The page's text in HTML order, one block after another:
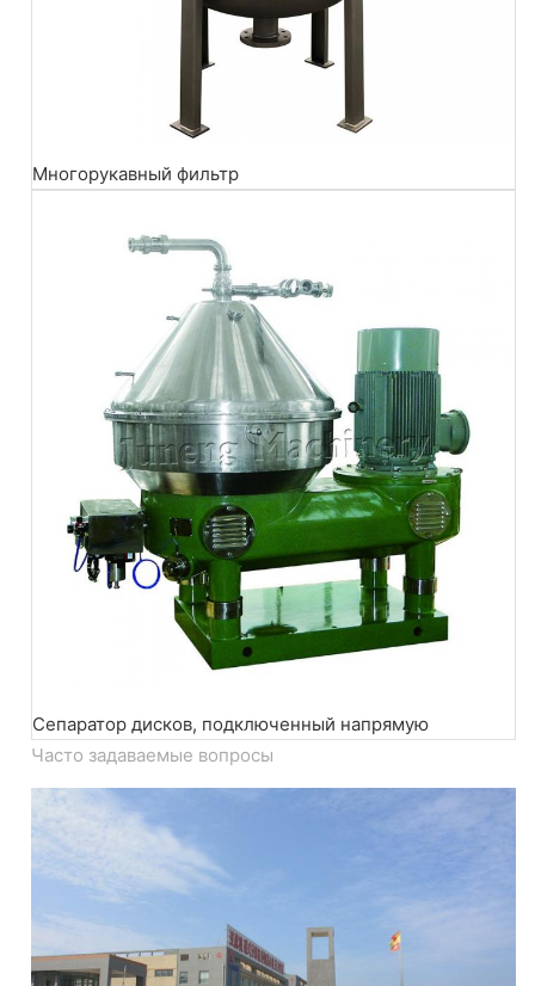
Многорукавный фильтр
Сепаратор дисков, подключенный напрямую
Часто задаваемые вопросы